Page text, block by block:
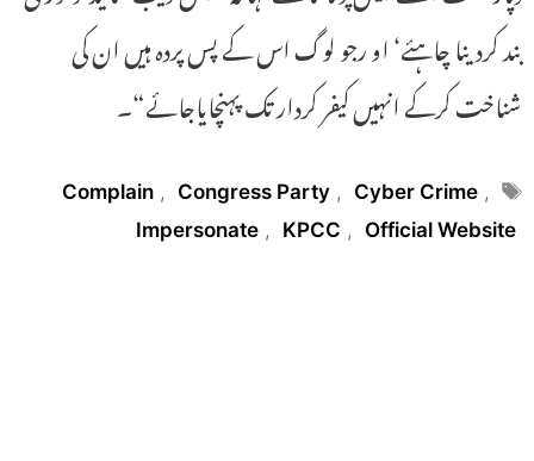
بند کردینا چاہئے‘ او رجو لوگ اس کے پس پردہ ہیں ان کی
شناخت کرکے انہیں کیفر کردار تک پہنچایاجائے“۔
Tags
Complain , Congress Party , Cyber Crime ,
Impersonate , KPCC , Official Website